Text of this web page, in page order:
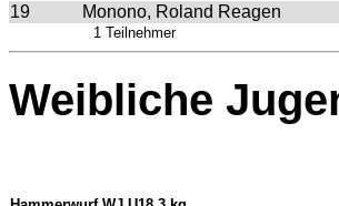
19 Monono, Roland Reagen
1 Teilnehmer
Weibliche